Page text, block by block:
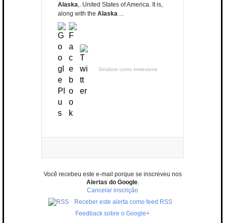
Alaska,. United States of America. It is,
along with the Alaska ...
Sinalizar como irrelevante
Você recebeu este e-mail porque se inscreveu nos
Alertas do Google.
Cancelar inscrição
Receber este alerta como feed RSS
Feedback sobre o Google+